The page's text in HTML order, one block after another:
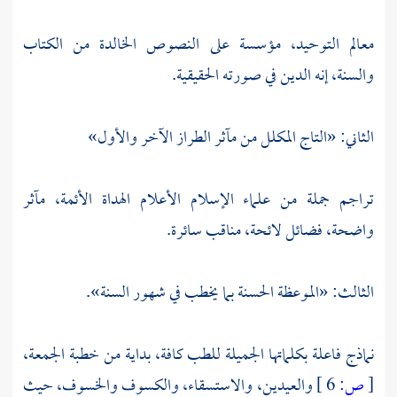
معالم التوحيد، مؤسسة على النصوص الخالدة من الكتاب
والسنة، إنه الدين في صورته الحقيقية.
الثاني: «التاج المكلل من مآثر الطراز الآخر والأول»
تراجم جملة من علماء الإسلام الأعلام الهداة الأئمة، مآثر
واضحة، فضائل لائحة، مناقب سائرة.
الثالث: «الموعظة الحسنة بما يخطب في شهور السنة».
نماذج فاعلة بكلماتها الجميلة للطب كافة، بداية من خطبة الجمعة،
[ص: والعيدين، والاستسقاء، والكسوف والخسوف، حيث